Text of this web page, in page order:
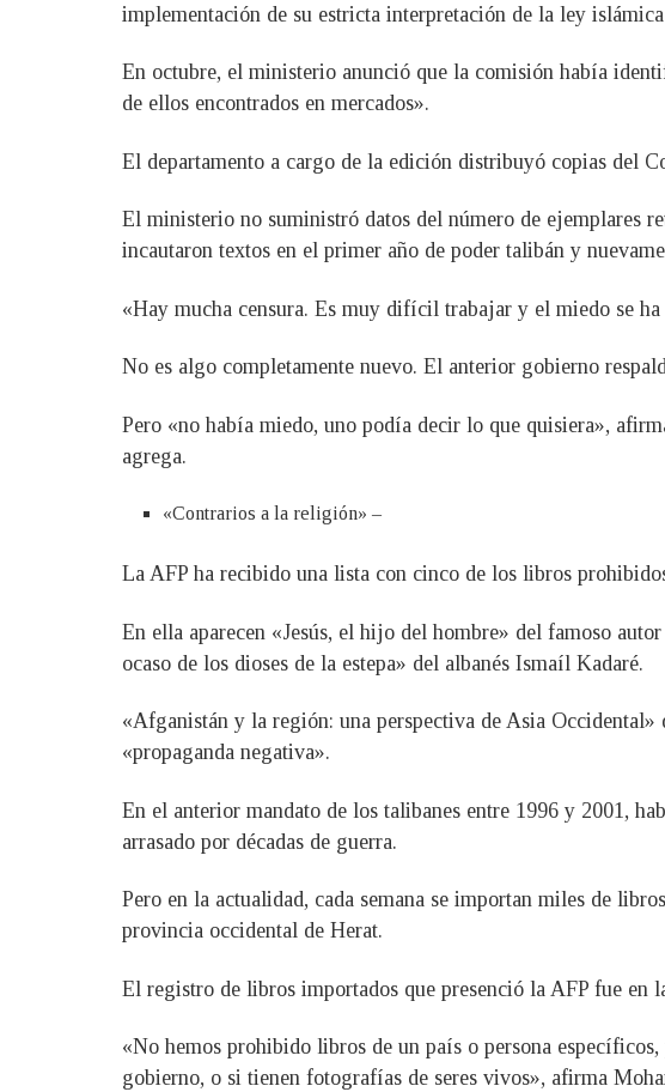
implementación de su estricta interpretación de la ley
En octubre, el ministerio anunció que la comisión había
de ellos encontrados en mercados».
El departamento a cargo de la edición distribuyó copias del
El ministerio no suministró datos del número de ejemplares
incautaron textos en el primer año de poder talibán y
«Hay mucha censura. Es muy difícil trabajar y el miedo se
No es algo completamente nuevo. El anterior gobierno
Pero «no había miedo, uno podía decir lo que quisiera»,
agrega.
«Contrarios a la religión» –
La AFP ha recibido una lista con cinco de los libros
En ella aparecen «Jesús, el hijo del hombre» del famoso
ocaso de los dioses de la estepa» del albanés Ismaíl Kadaré.
«Afganistán y la región: una perspectiva de Asia
«propaganda negativa».
En el anterior mandato de los talibanes entre 1996 y 2001,
arrasado por décadas de guerra.
Pero en la actualidad, cada semana se importan miles de
provincia occidental de Herat.
El registro de libros importados que presenció la AFP fue en
«No hemos prohibido libros de un país o persona
gobierno, o si tienen fotografías de seres vivos», afirma